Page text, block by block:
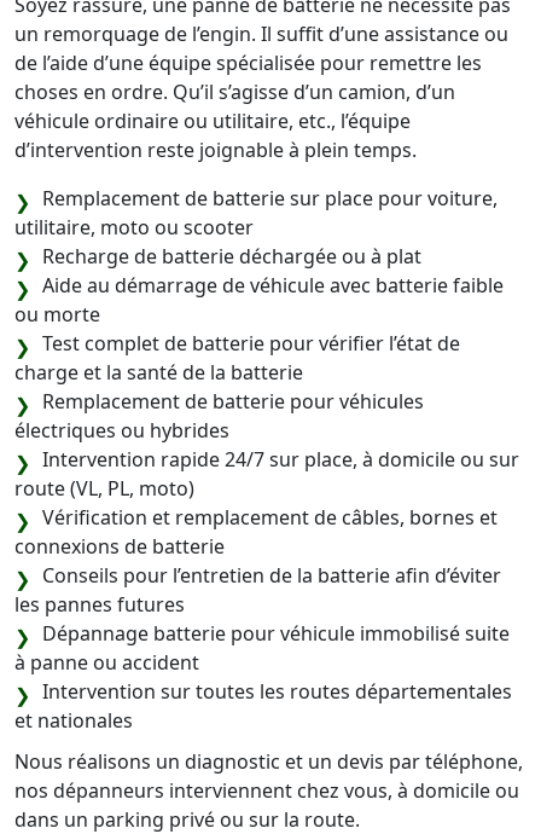
un remorquage de l’engin. Il suffit d’une assistance ou
de l’aide d’une équipe spécialisée pour remettre les
choses en ordre. Qu’il s’agisse d’un camion, d’un
véhicule ordinaire ou utilitaire, etc., l’équipe
d’intervention reste joignable à plein temps.
Remplacement de batterie sur place pour voiture,
utilitaire, moto ou scooter
Recharge de batterie déchargée ou à plat
Aide au démarrage de véhicule avec batterie faible
ou morte
Test complet de batterie pour vérifier l’état de
charge et la santé de la batterie
Remplacement de batterie pour véhicules
électriques ou hybrides
Intervention rapide 24/7 sur place, à domicile ou sur
route (VL, PL, moto)
Vérification et remplacement de câbles, bornes et
connexions de batterie
Conseils pour l’entretien de la batterie afin d’éviter
les pannes futures
Dépannage batterie pour véhicule immobilisé suite
à panne ou accident
Intervention sur toutes les routes départementales
et nationales
Nous réalisons un diagnostic et un devis par téléphone,
nos dépanneurs interviennent chez vous, à domicile ou
dans un parking privé ou sur la route.